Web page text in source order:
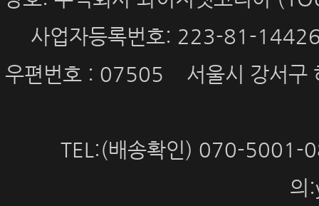
사업자등록번호: 223-81-
우편번호 : 07505 서울시 강서구
TEL:(배송확인) 070-
의